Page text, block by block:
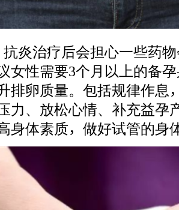
抗炎治疗后会担心一些药
女性需要3个月以上的备
排卵质量。包括规律作息
力、放松心情、补充益孕
身体素质，做好试管的身